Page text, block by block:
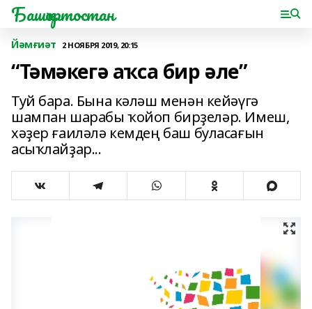
Башҡортостан
Йәмғиәт 2 НОЯБРЯ 2019, 20:15
“Тәмәкегә аҡса бир әле”
Туй бара. Бына кәләш менән кейәүгә
шампан шарабы ҡойоп бирҙеләр. Имеш,
хәҙер ғаиләлә кемдең баш буласағын
асыҡлайҙар...